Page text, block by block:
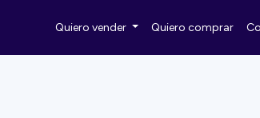
Quiero vender Quiero comprar